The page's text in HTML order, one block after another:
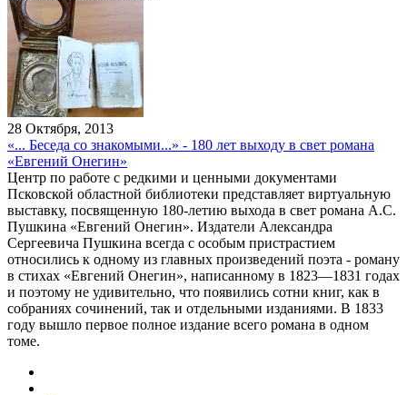
28 Октября, 2013
«... Беседа со знакомыми...» - 180 лет выходу в свет романа
«Евгений Онегин»
Центр по работе с редкими и ценными документами
Псковской областной библиотеки представляет виртуальную
выставку, посвященную 180-летию выхода в свет романа А.С.
Пушкина «Евгений Онегин». Издатели Александра
Сергеевича Пушкина всегда с особым пристрастием
относились к одному из главных произведений поэта - роману
в стихах «Евгений Онегин», написанному в 1823—1831 годах
и поэтому не удивительно, что появились сотни книг, как в
собраниях сочинений, так и отдельными изданиями. В 1833
году вышло первое полное издание всего романа в одном
томе.